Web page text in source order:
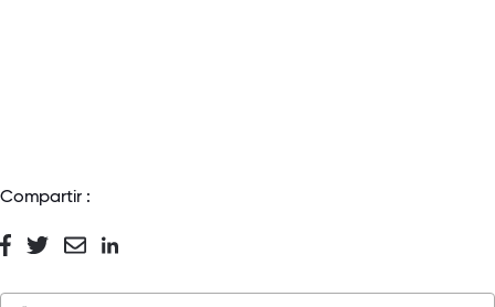
Compartir :